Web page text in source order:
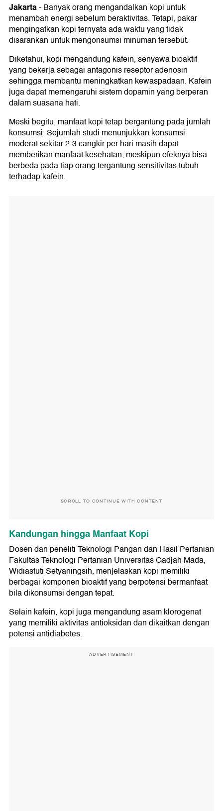
Jakarta-Banyak orang mengandalkan kopi untuk
menambah energi sebelum beraktivitas. Tetapi, pakar
mengingatkan kopi ternyata ada waktu yang tidak
disarankan untuk mengonsumsi minuman tersebut.
Diketahui, kopi mengandung kafein, senyawa bioaktif
yang bekerja sebagai antagonis reseptor adenosin
sehingga membantu meningkatkan kewaspadaan. Kafein
juga dapat memengaruhi sistem dopamin yang berperan
dalam suasana hati.
Meski begitu, manfaat kopi tetap bergantung pada jumlah
konsumsi. Sejumlah studi menunjukkan konsumsi
moderat sekitar 2-3 cangkir per hari masih dapat
memberikan manfaat kesehatan, meskipun efeknya bisa
berbeda pada tiap orang tergantung sensitivitas tubuh
terhadap kafein.
SCROLL TO CONTINUE WITH CONTENT
Kandungan hingga Manfaat Kopi
Dosen dan peneliti Teknologi Pangan dan Hasil Pertanian
Fakultas Teknologi Pertanian Universitas Gadjah Mada,
Widiastuti Setyaningsih, menjelaskan kopi memiliki
berbagai komponen bioaktif yang berpotensi bermanfaat
bila dikonsumsi dengan tepat.
Selain kafein, kopi juga mengandung asam klorogenat
yang memiliki aktivitas antioksidan dan dikaitkan dengan
potensi antidiabetes.
ADVERTISEMENT